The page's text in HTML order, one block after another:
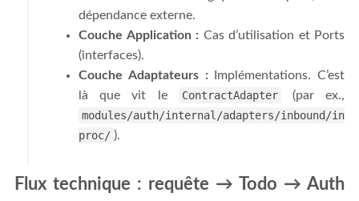
dépendance externe.
Couche Application : Cas d’utilisation et Ports
(interfaces).
Couche Adaptateurs : Implémentations. C’est
là que vit le
ContractAdapter
(par ex.,
modules/auth/internal/adapters/inbound/in
proc/ ).
Flux technique : requête → Todo → Auth